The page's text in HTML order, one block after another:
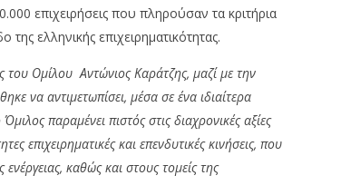
επιχειρήσεις που πληρούσαν τα κριτήρια
ελληνικής επιχειρηματικότητας.
του Ομίλου Αντώνιος Καράτζης, μαζί με την
να αντιμετωπίσει, μέσα σε ένα ιδιαίτερα
παραμένει πιστός στις διαχρονικές αξίες
επιχειρηματικές και επενδυτικές κινήσεις, που
καθώς και στους τομείς της